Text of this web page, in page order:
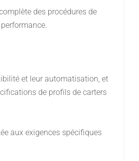
des procédures de
et leur automatisation, et
de profils de carters
aux exigences spécifiques